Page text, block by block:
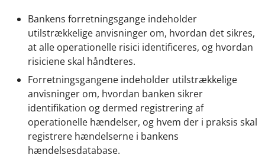
Bankens forretningsgange indeholder
utilstrækkelige anvisninger om, hvordan det sikres,
at alle operationelle risici identificeres, og hvordan
risiciene skal håndteres.
Forretningsgangene indeholder utilstrækkelige
anvisninger om, hvordan banken sikrer
identifikation og dermed registrering af
operationelle hændelser, og hvem der i praksis skal
registrere hændelserne i bankens
hændelsesdatabase.